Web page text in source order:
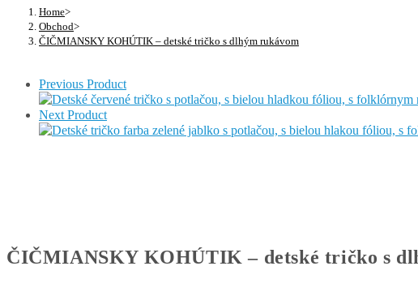
Home>
Obchod>
ČIČMIANSKY KOHÚTIK – detské tričko s dlhým rukávom
Previous Product
Next Product
ČIČMIANSKY KOHÚTIK – detské tričko s